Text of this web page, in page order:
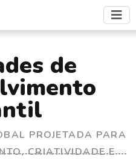
de
PROJETADA PARA
CRIATIVIDADE E